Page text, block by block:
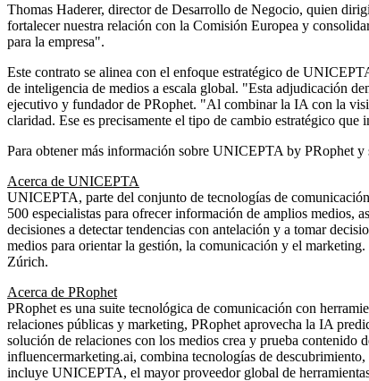
Thomas Haderer, director de Desarrollo de Negocio, quien
fortalecer nuestra relación con la Comisión Europea y
para la empresa".
Este contrato se alinea con el enfoque estratégico de
de inteligencia de medios a escala global. "Esta adjudicación
ejecutivo y fundador de PRophet. "Al combinar la IA con la
claridad. Ese es precisamente el tipo de cambio estratégico que
Para obtener más información sobre UNICEPTA by PRophet
Acerca de UNICEPTA
UNICEPTA, parte del conjunto de tecnologías de
500 especialistas para ofrecer información de amplios medios,
decisiones a detectar tendencias con antelación y a tomar
medios para orientar la gestión, la comunicación y el
Zúrich.
Acerca de PRophet
PRophet es una suite tecnológica de comunicación con
relaciones públicas y marketing, PRophet aprovecha la IA
solución de relaciones con los medios crea y prueba
influencermarketing.ai, combina tecnologías de
incluye UNICEPTA, el mayor proveedor global de